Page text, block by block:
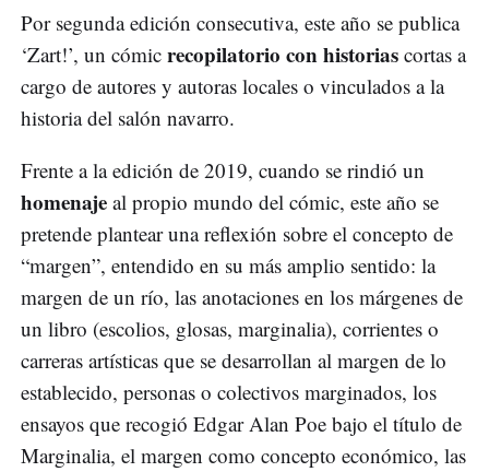
Por segunda edición consecutiva, este año se publica
‘Zart!’, un cómic recopilatorio con historias cortas a
cargo de autores y autoras locales o vinculados a la
historia del salón navarro.
Frente a la edición de 2019, cuando se rindió un
homenaje al propio mundo del cómic, este año se
pretende plantear una reflexión sobre el concepto de
“margen”, entendido en su más amplio sentido: la
margen de un río, las anotaciones en los márgenes de
un libro (escolios, glosas, marginalia), corrientes o
carreras artísticas que se desarrollan al margen de lo
establecido, personas o colectivos marginados, los
ensayos que recogió Edgar Alan Poe bajo el título de
Marginalia, el margen como concepto económico, las